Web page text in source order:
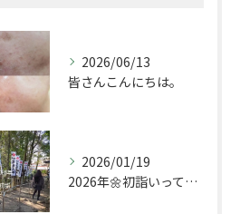
2026/06/13
皆さんこんにちは。
2026/01/19
2026年🌼初詣いってきましたー